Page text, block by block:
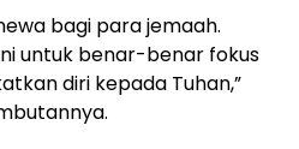
bagi para jemaah.
untuk benar-benar fokus
diri kepada Tuhan,”